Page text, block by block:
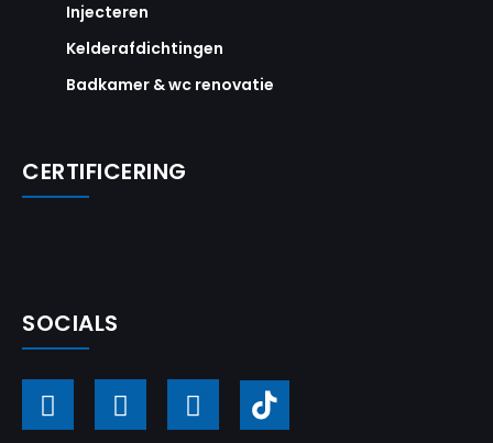
Injecteren
Kelderafdichtingen
Badkamer & wc renovatie
CERTIFICERING
SOCIALS